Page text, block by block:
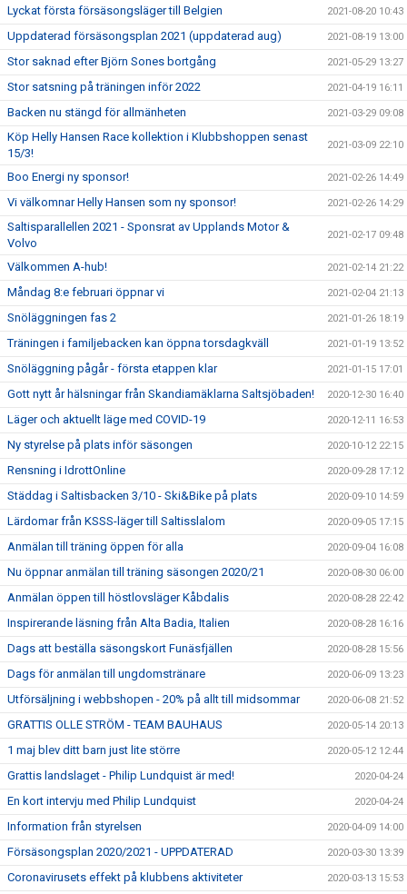
Lyckat första försäsongsläger till Belgien 2021-08-20 10:43
Uppdaterad försäsongsplan 2021 (uppdaterad aug) 2021-08-19 13:00
Stor saknad efter Björn Sones bortgång 2021-05-29 13:27
Stor satsning på träningen inför 2022 2021-04-19 16:11
Backen nu stängd för allmänheten 2021-03-29 09:08
Köp Helly Hansen Race kollektion i Klubbshoppen senast
15/3!
2021-03-09 22:10
Boo Energi ny sponsor! 2021-02-26 14:49
Vi välkomnar Helly Hansen som ny sponsor! 2021-02-26 14:29
Saltisparallellen 2021 - Sponsrat av Upplands Motor &
Volvo
2021-02-17 09:48
Välkommen A-hub! 2021-02-14 21:22
Måndag 8:e februari öppnar vi 2021-02-04 21:13
Snöläggningen fas 2 2021-01-26 18:19
Träningen i familjebacken kan öppna torsdagkväll 2021-01-19 13:52
Snöläggning pågår - första etappen klar 2021-01-15 17:01
Gott nytt år hälsningar från Skandiamäklarna Saltsjöbaden! 2020-12-30 16:40
Läger och aktuellt läge med COVID-19 2020-12-11 16:53
Ny styrelse på plats inför säsongen 2020-10-12 22:15
Rensning i IdrottOnline 2020-09-28 17:12
Städdag i Saltisbacken 3/10 - Ski&Bike på plats 2020-09-10 14:59
Lärdomar från KSSS-läger till Saltisslalom 2020-09-05 17:15
Anmälan till träning öppen för alla 2020-09-04 16:08
Nu öppnar anmälan till träning säsongen 2020/21 2020-08-30 06:00
Anmälan öppen till höstlovsläger Kåbdalis 2020-08-28 22:42
Inspirerande läsning från Alta Badia, Italien 2020-08-28 16:16
Dags att beställa säsongskort Funäsfjällen 2020-08-28 15:56
Dags för anmälan till ungdomstränare 2020-06-09 13:23
Utförsäljning i webbshopen - 20% på allt till midsommar 2020-06-08 21:52
GRATTIS OLLE STRÖM - TEAM BAUHAUS 2020-05-14 20:13
1 maj blev ditt barn just lite större 2020-05-12 12:44
Grattis landslaget - Philip Lundquist är med! 2020-04-24
En kort intervju med Philip Lundquist 2020-04-24
Information från styrelsen 2020-04-09 14:00
Försäsongsplan 2020/2021 - UPPDATERAD 2020-03-30 13:39
Coronavirusets effekt på klubbens aktiviteter 2020-03-13 15:53